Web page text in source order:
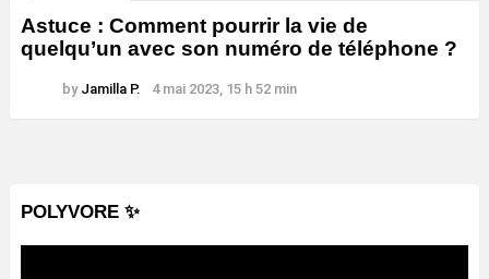
Astuce : Comment pourrir la vie de
quelqu’un avec son numéro de téléphone ?
by Jamilla P. 4 mai 2023, 15 h 52 min
POLYVORE ✨